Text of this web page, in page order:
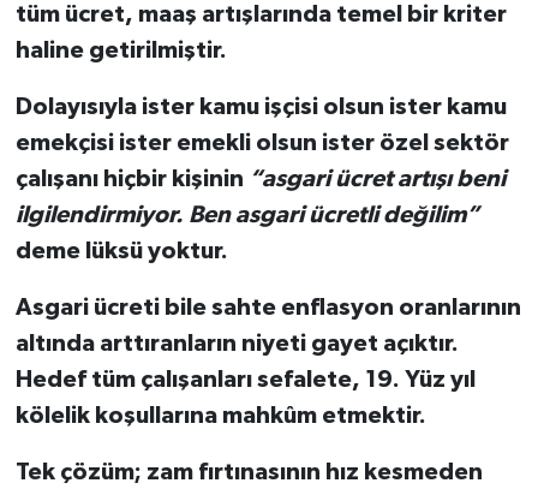
tüm ücret, maaş artışlarında temel bir kriter
haline getirilmiştir.
Dolayısıyla ister kamu işçisi olsun ister kamu
emekçisi ister emekli olsun ister özel sektör
çalışanı hiçbir kişinin “asgari ücret artışı beni
ilgilendirmiyor. Ben asgari ücretli değilim”
deme lüksü yoktur.
Asgari ücreti bile sahte enflasyon oranlarının
altında arttıranların niyeti gayet açıktır.
Hedef tüm çalışanları sefalete, 19. Yüz yıl
kölelik koşullarına mahkûm etmektir.
Tek çözüm; zam fırtınasının hız kesmeden